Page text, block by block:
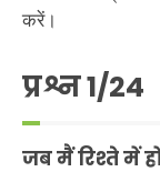
करें।
प्रश्न1/24
जब मैं रिश्ते में